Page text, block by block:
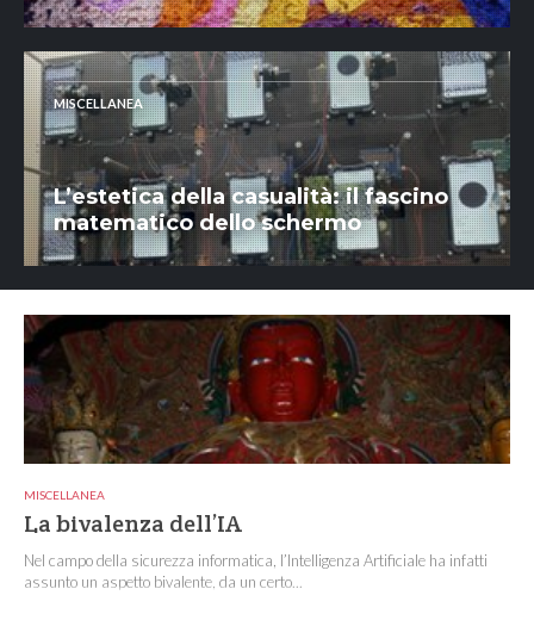
MISCELLANEA
L’estetica della casualità: il fascino
matematico dello schermo
MISCELLANEA
La bivalenza dell’IA
Nel campo della sicurezza informatica, l’Intelligenza Artificiale ha infatti
assunto un aspetto bivalente, da un certo...